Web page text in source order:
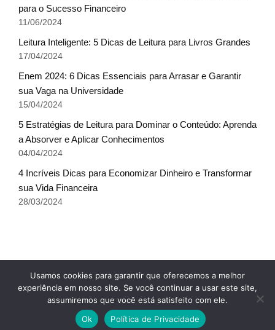
para o Sucesso Financeiro
11/06/2024
Leitura Inteligente: 5 Dicas de Leitura para Livros Grandes
17/04/2024
Enem 2024: 6 Dicas Essenciais para Arrasar e Garantir
sua Vaga na Universidade
15/04/2024
5 Estratégias de Leitura para Dominar o Conteúdo: Aprenda
a Absorver e Aplicar Conhecimentos
04/04/2024
4 Incríveis Dicas para Economizar Dinheiro e Transformar
sua Vida Financeira
28/03/2024
Fale conosco
Glossário do Sucesso
Política de Privacidade
Sobre Nós Termos de uso
© Escala do Sucesso - TODOS OS DIREITOS
RESERVADOS.
x
Cursos 24 Horas - Cursos Online com Certificado
Usamos cookies para garantir que oferecemos a melhor
experiência em nosso site. Se você continuar a usar este site,
assumiremos que você está satisfeito com ele.
Ok
Política de Privacidade